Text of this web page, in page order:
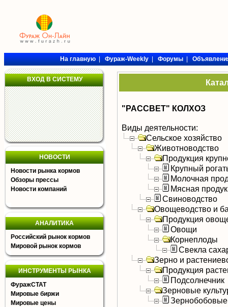
На главную|Фураж-Weekly|Форумы|
ВХОД В СИСТЕМУ
НОВОСТИ
Новости рынка кормов
Обзоры прессы
Новости компаний
АНАЛИТИКА
Российский рынок кормов
Мировой рынок кормов
ИНСТРУМЕНТЫ РЫНКА
ФуражСТАТ
Мировые биржи
Мировые цены
"РАССВЕТ" КОЛХОЗ
Виды деятельности:
Сельское хозяйство
Животноводство
Продукция
Крупный
Молочная
Мясная
Свиноводство
Овощеводство и
Продукция
Овощи
Корнеплоды
Свекла
Зерно и
Продукция
Подсолнечник
Зерновые
Зернобобовые